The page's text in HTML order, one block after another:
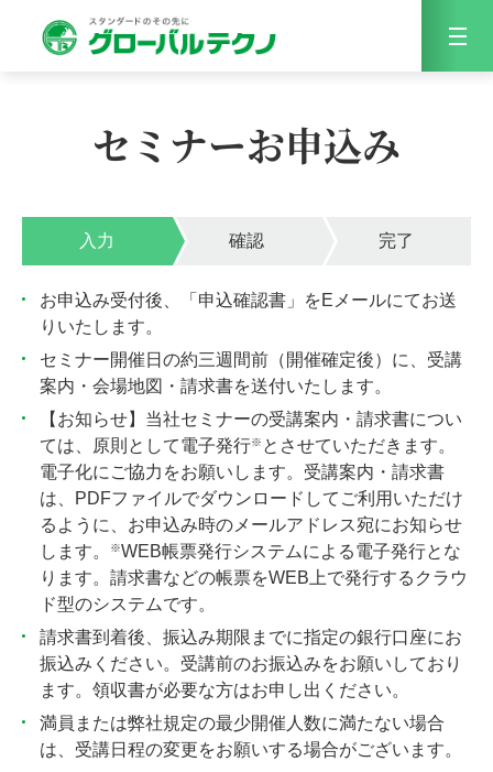
Menu
セミナーお申込み
入力 確認 完了
お申込み受付後、「申込確認書」をEメールにてお送
りいたします。
セミナー開催日の約三週間前（開催確定後）に、受講
案内・会場地図・請求書を送付いたします。
【お知らせ】当社セミナーの受講案内・請求書につい
ては、原則として電子発行※ とさせていただきます。
電子化にご協力をお願いします。受講案内・請求書
は、PDFファイルでダウンロードしてご利用いただけ
るように、お申込み時のメールアドレス宛にお知らせ
します。
※WEB帳票発行システムによる電子発行とな
ります。請求書などの帳票をWEB上で発行するクラウ
ド型のシステムです。
請求書到着後、振込み期限までに指定の銀行口座にお
振込みください。受講前のお振込みをお願いしており
ます。領収書が必要な方はお申し出ください。
満員または弊社規定の最少開催人数に満たない場合
は、受講日程の変更をお願いする場合がございます。